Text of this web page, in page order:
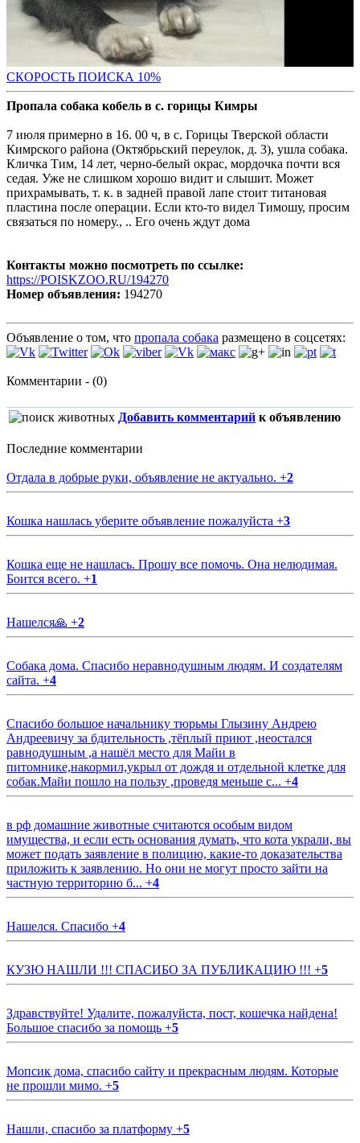
СКОРОСТЬ ПОИСКА 10%
Пропала собака кобель в с. горицы Кимры
7 июля примерно в 16. 00 ч, в с. Горицы Тверской области
Кимрского района (Октябрьский переулок, д. 3), ушла собака.
Кличка Тим, 14 лет, черно-белый окрас, мордочка почти вся
седая. Уже не слишком хорошо видит и слышит. Может
прихрамывать, т. к. в задней правой лапе стоит титановая
пластина после операции. Если кто-то видел Тимошу, просим
связаться по номеру., .. Его очень ждут дома
Контакты можно посмотреть по ссылке:
https://POISKZOO.RU/194270
Номер объявления: 194270
Объявление о том, что пропала собака размещено в соцсетях:
Комментарии - (0)
Добавить комментарий к объявлению
Последние комментарии
Отдала в добрые руки, объявление не актуально. +2
Кошка нашлась уберите объявление пожалуйста +3
Кошка еще не нашлась. Прошу все помочь. Она нелюдимая.
Боится всего. +1
Нашелся🙏 +2
Собака дома. Спасибо неравнодушным людям. И создателям
сайта. +4
Спасибо большое начальнику тюрьмы Глызину Андрею
Андреевичу за бдительность ,тёплый приют ,неостался
равнодушным ,а нашёл место для Майи в
питомнике,накормил,укрыл от дождя и отдельной клетке для
собак.Майи пошло на пользу ,проведя меньше с... +4
в рф домашние животные считаются особым видом
имущества, и если есть основания думать, что кота украли, вы
может подать заявление в полицию, какие-то доказательства
приложить к заявлению. Но они не могут просто зайти на
частную территорию б... +4
Нашелся. Спасибо +4
КУЗЮ НАШЛИ !!! СПАСИБО ЗА ПУБЛИКАЦИЮ !!! +5
Здравствуйте! Удалите, пожалуйста, пост, кошечка найдена!
Большое спасибо за помощь +5
Мопсик дома, спасибо сайту и прекрасным людям. Которые
не прошли мимо. +5
Нашли, спасибо за платформу +5